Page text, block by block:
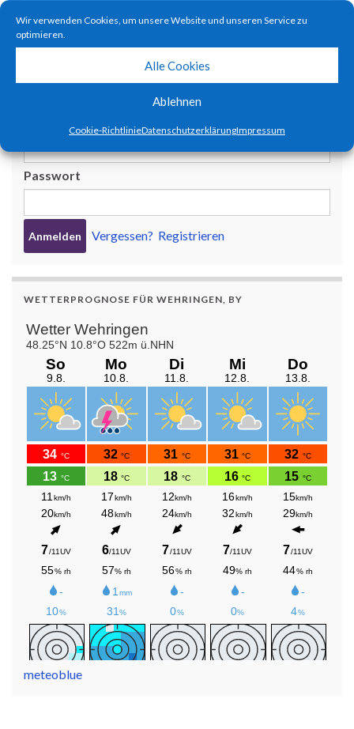
Wir verwenden Cookies, um unsere Website und unseren Service zu
optimieren.
Alle Cookies
Ablehnen
Cookie-RichtlinieDatenschutzerklärungImpressum
Flugtag zum 65-Jährigen Jubiläum!
9. JULI 2023
Passwort
Vergessen? Registrieren
WETTERPROGNOSE FÜR WEHRINGEN, BY
meteoblue